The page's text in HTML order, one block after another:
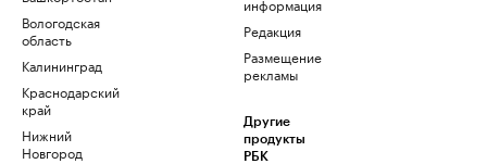
Вологодская
область
Калининград
Краснодарский
край
Нижний
Новгород
Редакция
Размещение
рекламы
Другие
продукты
РБК